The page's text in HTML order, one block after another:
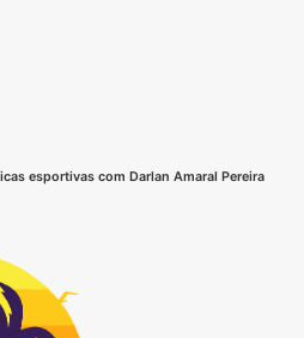
esportivas com Darlan Amaral Pereira